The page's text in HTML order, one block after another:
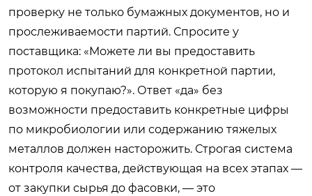
проверку не только бумажных документов, но и
прослеживаемости партий. Спросите у
поставщика: «Можете ли вы предоставить
протокол испытаний для конкретной партии,
которую я покупаю?». Ответ «да» без
возможности предоставить конкретные цифры
по микробиологии или содержанию тяжелых
металлов должен насторожить. Строгая система
контроля качества, действующая на всех этапах —
от закупки сырья до фасовки, — это